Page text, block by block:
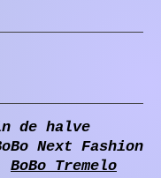
de halve
Next Fashion
BoBo Tremelo